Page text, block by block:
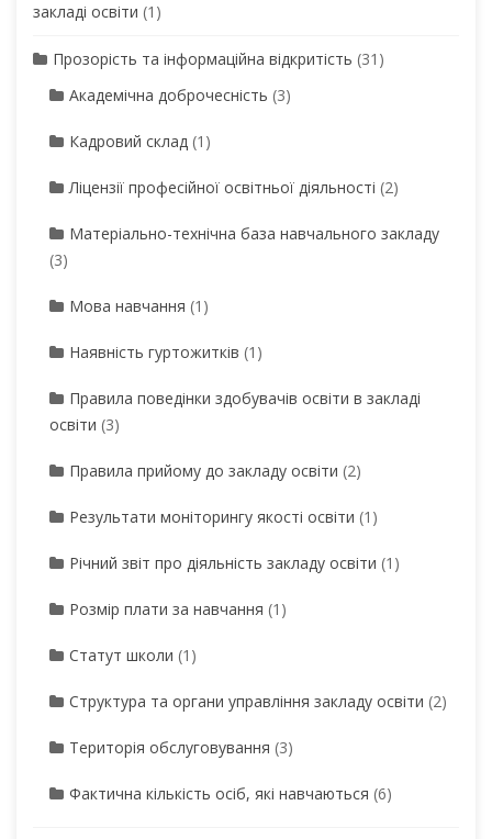
закладі освіти (1)
Прозорість та інформаційна відкритість (31)
Академічна доброчесність (3)
Кадровий склад (1)
Ліцензії професійної освітньої діяльності (2)
Матеріально-технічна база навчального закладу
(3)
Мова навчання (1)
Наявність гуртожитків (1)
Правила поведінки здобувачів освіти в закладі
освіти (3)
Правила прийому до закладу освіти (2)
Результати моніторингу якості освіти (1)
Річний звіт про діяльність закладу освіти (1)
Розмір плати за навчання (1)
Статут школи (1)
Структура та органи управління закладу освіти (2)
Територія обслуговування (3)
Фактична кількість осіб, які навчаються (6)